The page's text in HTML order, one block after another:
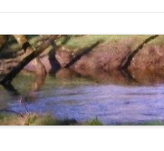
LE FESTIVAL DEPUIS
ALLONS-NOUS ?